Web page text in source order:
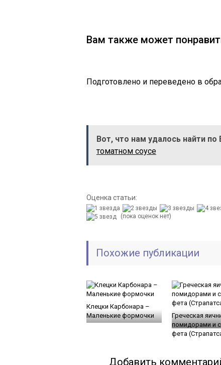
Вам также может
Подготовлено и переведено в
Вот, что нам удалось найти
томатном соусе
Оценка статьи:
(пока оценок нет)
Похожие публикации
Клецки Карбонара –
Маленькие формочки
Греческая
помидорами и
фета
Добавить